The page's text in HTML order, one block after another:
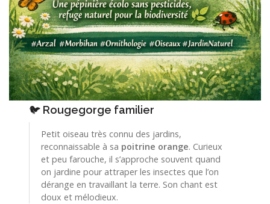
🐦 Rougegorge familier
Petit oiseau très connu des jardins,
reconnaissable à sa poitrine orange. Curieux
et peu farouche, il s’approche souvent quand
on jardine pour attraper les insectes que l’on
dérange en travaillant la terre. Son chant est
doux et mélodieux.